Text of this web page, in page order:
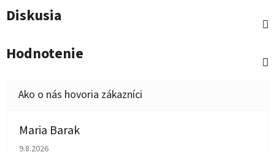
Diskusia
Hodnotenie
Maria Barak
Hodnotenie obchodu je 5 z 5 hviezdičiek.
9.8.2026